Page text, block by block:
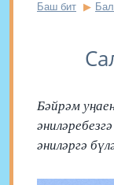
Баш бит
Бәйрәм
әниләргә